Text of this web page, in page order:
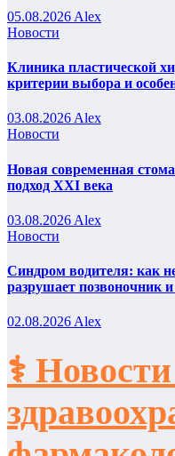
05.08.2026 Alex
Новости
Клиника пластической
критерии выбора и
03.08.2026 Alex
Новости
Новая современная
подход XXI века
03.08.2026 Alex
Новости
Синдром водителя: как
разрушает позвоночник
02.08.2026Alex
⚕️